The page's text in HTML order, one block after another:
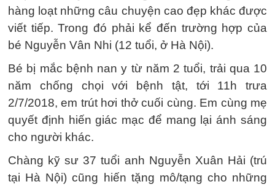
hàng loạt những câu chuyện cao đẹp khác được
viết tiếp. Trong đó phải kể đến trường hợp của
bé Nguyễn Vân Nhi (12 tuổi, ở Hà Nội).
Bé bị mắc bệnh nan y từ năm 2 tuổi, trải qua 10
năm chống chọi với bệnh tật, tới 11h trưa
2/7/2018, em trút hơi thở cuối cùng. Em cùng mẹ
quyết định hiến giác mạc để mang lại ánh sáng
cho người khác.
Chàng kỹ sư 37 tuổi anh Nguyễn Xuân Hải (trú
tại Hà Nội) cũng hiến tặng mô/tạng cho những